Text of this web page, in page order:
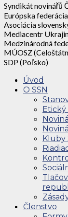
Syndikát novinářů
Európska
Asociácia
Mediacentr
Medzinárodná
MÚOSZ
SDP (Poľsko)
Úvod
O SSN
Etický
Kluby
Členstvo